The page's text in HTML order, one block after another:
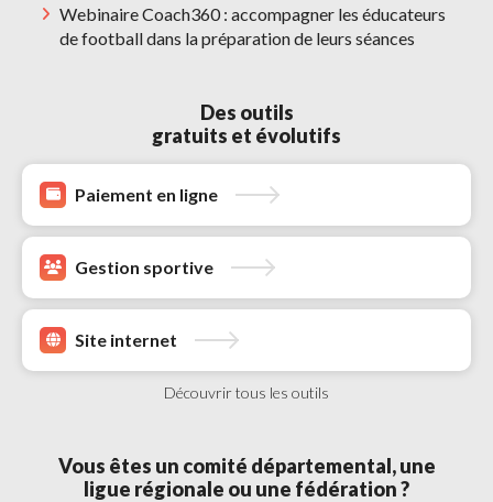
Webinaire Coach360 : accompagner les éducateurs
de football dans la préparation de leurs séances
Des outils
gratuits et évolutifs
Paiement en ligne
Gestion sportive
Site internet
Découvrir tous les outils
Vous êtes un comité départemental, une
ligue régionale ou une fédération ?